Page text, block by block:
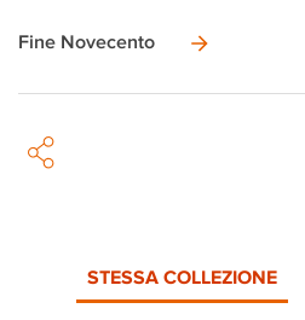
Fine Novecento
STESSA COLLEZIONE